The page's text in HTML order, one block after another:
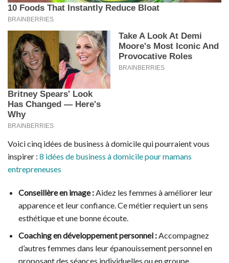
Voici cinq idées de business à domicile qui pourraient vous
inspirer : 8 idées de business à domicile pour mamans
entrepreneuses
Conseillère en image :Aidez les femmes à améliorer leur
apparence et leur confiance. Ce métier requiert un sens
esthétique et une bonne écoute.
Coaching en développement personnel :Accompagnez
d’autres femmes dans leur épanouissement personnel en
proposant des séances individuelles ou en groupe.